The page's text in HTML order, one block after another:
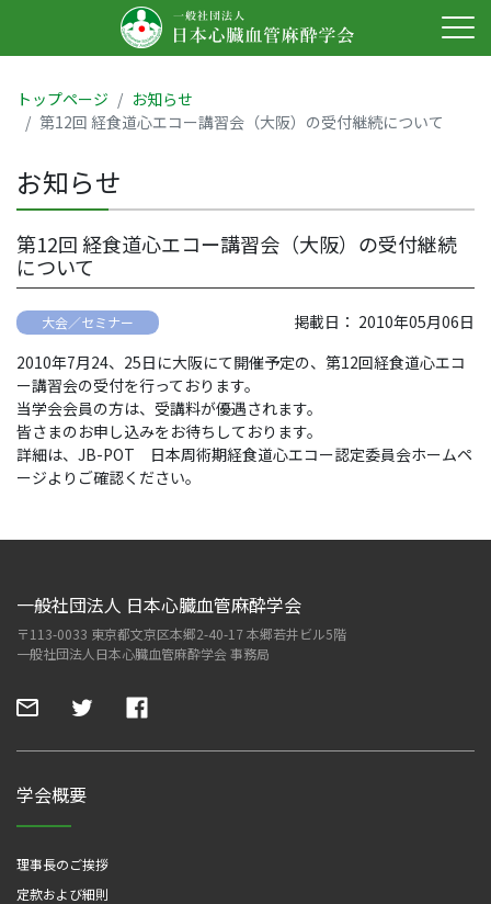
トップページ
お知らせ
第12回 経食道心エコー講習会（大阪）の受付継続について
お知らせ
第12回 経食道心エコー講習会（大阪）の受付継続
について
大会／セミナー
掲載日： 2010年05月06日
2010年7月24、25日に大阪にて開催予定の、第12回経食道心エコ
ー講習会の受付を行っております。
当学会会員の方は、受講料が優遇されます。
皆さまのお申し込みをお待ちしております。
詳細は、JB-POT 日本周術期経食道心エコー認定委員会ホームペ
ージよりご確認ください。
一般社団法人 日本心臓血管麻酔学会
〒113-0033 東京都文京区本郷2-40-17 本郷若井ビル5階
一般社団法人日本心臓血管麻酔学会 事務局
学会概要
理事長のご挨拶
定款および細則